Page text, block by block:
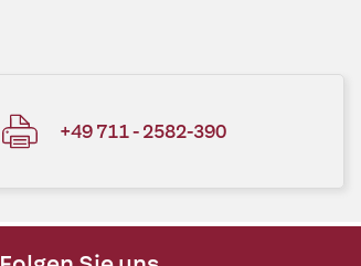
+49 711 - 2582-390